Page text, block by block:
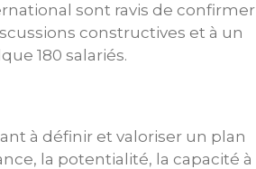
sont ravis de confirmer
constructives et à un
180 salariés.
à définir et valoriser un plan
la potentialité, la capacité à